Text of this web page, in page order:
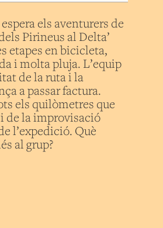
els aventurers de
Pirineus al Delta’
etapes en bicicleta,
i molta pluja. L’equip
de la ruta i la
a passar factura.
els quilòmetres que
i de la improvisació
l’expedició. Què
al grup?